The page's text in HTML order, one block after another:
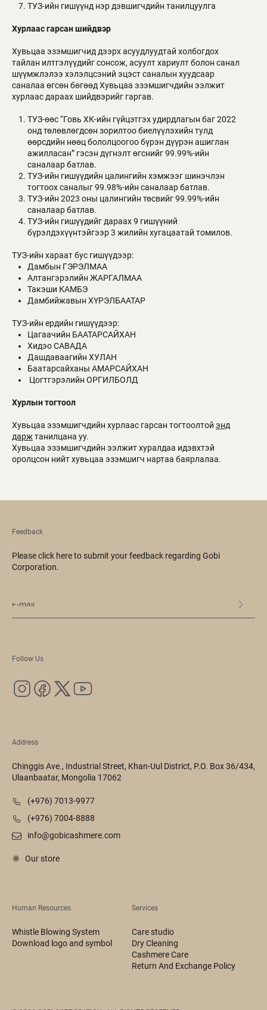
ТУЗ-ийн гишүүнд нэр дэвшигчдийн танилцуулга
Хурлаас гарсан шийдвэр
Хувьцаа эзэмшигчид дээрх асуудлуудтай холбогдох
тайлан илтгэлүүдийг сонсож, асуулт хариулт болон санал
шүүмжлэлээ хэлэлцсэний эцэст саналын хуудсаар
саналаа өгсөн бөгөөд Хувьцаа эзэмшигчдийн ээлжит
хурлаас дараах шийдвэрийг гаргав.
ТУЗ-өөс “Говь ХК-ийн гүйцэтгэх удирдлагын баг 2022
онд төлөвлөгдсөн зорилтоо биелүүлэхийн тулд
өөрсдийн нөөц бололцоогоо бүрэн дүүрэн ашиглан
ажилласан” гэсэн дүгнэлт өгснийг 99.99%-ийн
саналаар батлав.
ТУЗ-ийн гишүүдийн цалингийн хэмжээг шинэчлэн
тогтоох саналыг 99.98%-ийн саналаар батлав.
ТУЗ-ийн 2023 оны цалингийн төсвийг 99.99%-ийн
саналаар батлав.
ТУЗ-ийн гишүүдийг дараах 9 гишүүний
бүрэлдэхүүнтэйгээр 3 жилийн хугацаатай томилов.
ТУЗ-ийн хараат бус гишүүдээр:
Дамбын ГЭРЭЛМАА
Алтангэрэлийн ЖАРГАЛМАА
Такэши КАМБЭ
Дамбийжавын ХҮРЭЛБААТАР
ТУЗ-ийн ердийн гишүүдээр:
Цагаачийн БААТАРСАЙХАН
Хидэо САВАДА
Дашдаваагийн ХУЛАН
Баатарсайханы АМАРСАЙХАН
Цогтгэрэлийн ОРГИЛБОЛД
Хурлын тогтоол
Хувьцаа эзэмшигчдийн хурлаас гарсан тогтоолтой энд
дарж танилцана уу.
Хувьцаа эзэмшигчдийн ээлжит хуралдаа идэвхтэй
оролцсон нийт хувьцаа эзэмшигч нартаа баярлалаа.
Address
Chinggis Ave., Industrial Street, Khan-Uul District, P.O. Box 36/434,
Ulaanbaatar, Mongolia 17062
(+976) 7013-9977
(+976) 7004-8888
info@gobicashmere.com
Our store
Human Resources
Whistle Blowing System
Download logo and symbol
Services
Care studio
Dry Cleaning
Cashmere Care
Return And Exchange Policy
Feedback
Please click here to submit your feedback regarding Gobi
Corporation.
Follow Us